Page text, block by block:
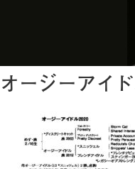
オージーアイ